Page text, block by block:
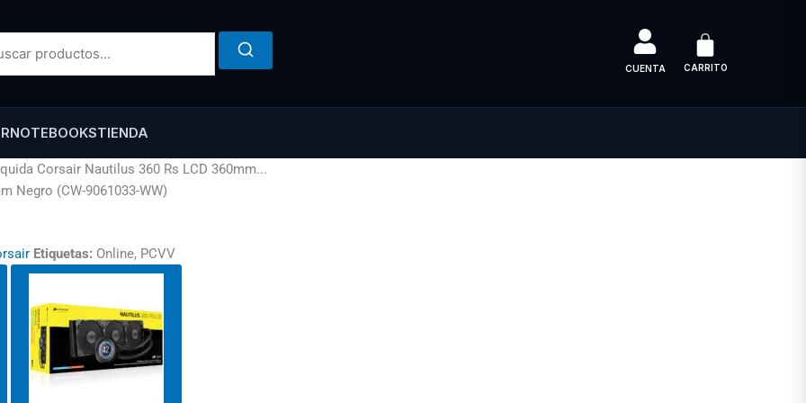
CUENTA CARRITO
NOTEBOOKSTIENDA
Corsair Nautilus 360 Rs LCD 360mm...
Negro (CW-9061033-WW)
Etiquetas: Online, PCVV